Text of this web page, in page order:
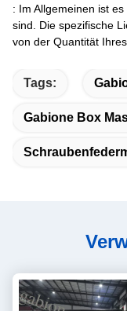
: Im Allgemeinen ist
sind. Die spezifische
von der Quantität
Tags:
Gabione Box